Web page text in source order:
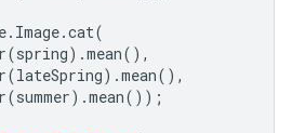
. Image.cat(
(spring).mean(),
(lateSpring).mean(),
(summer).mean());